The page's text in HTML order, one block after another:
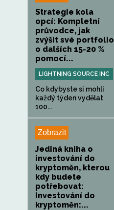
Strategie kola
opcí: Kompletní
průvodce, jak
zvýšit své portfolio
o dalších 15-20 %
pomocí...
LIGHTNING SOURCE INC
Co kdybyste si mohli
každý týden vydělat
100...
Zobrazit
Jediná kniha o
investování do
kryptoměn, kterou
kdy budete
potřebovat:
Investování do
kryptoměn:...